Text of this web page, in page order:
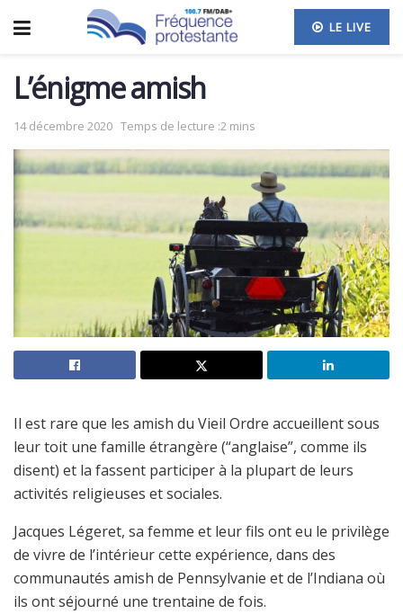
LE LIVE
L’énigme amish
14 décembre 2020 Temps de lecture :2 mins
Il est rare que les amish du Vieil Ordre accueillent sous
leur toit une famille étrangère (“anglaise”, comme ils
disent) et la fassent participer à la plupart de leurs
activités religieuses et sociales.
Jacques Légeret, sa femme et leur fils ont eu le privilège
de vivre de l’intérieur cette expérience, dans des
communautés amish de Pennsylvanie et de l’Indiana où
ils ont séjourné une trentaine de fois.